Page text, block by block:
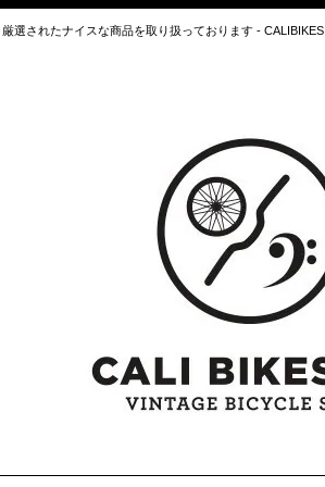
選されたナイスな商品を取り扱っております - CALIBIKES